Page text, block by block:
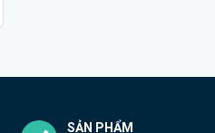
SẢN PHẨM